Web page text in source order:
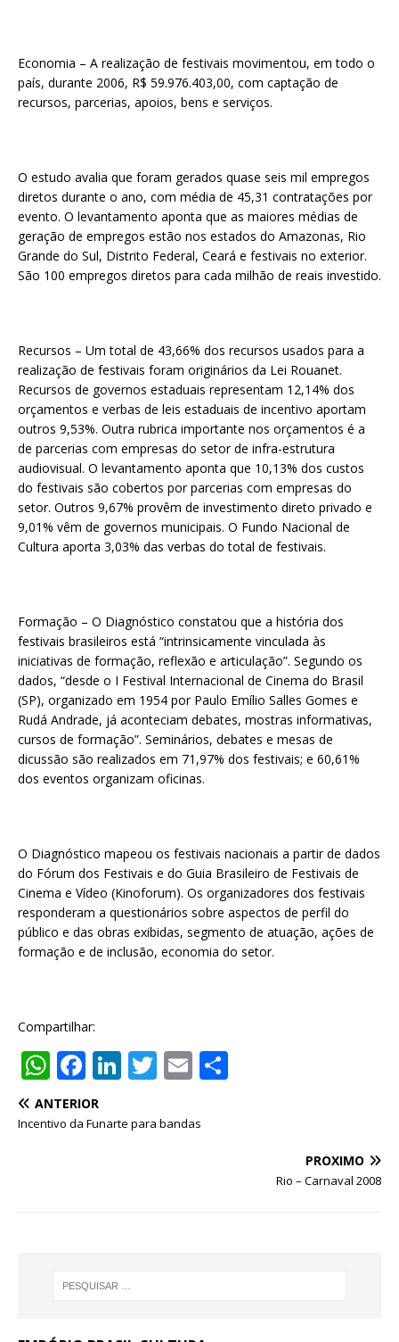
Economia – A realização de festivais movimentou, em todo o
país, durante 2006, R$ 59.976.403,00, com captação de
recursos, parcerias, apoios, bens e serviços.
O estudo avalia que foram gerados quase seis mil empregos
diretos durante o ano, com média de 45,31 contratações por
evento. O levantamento aponta que as maiores médias de
geração de empregos estão nos estados do Amazonas, Rio
Grande do Sul, Distrito Federal, Ceará e festivais no exterior.
São 100 empregos diretos para cada milhão de reais investido.
Recursos – Um total de 43,66% dos recursos usados para a
realização de festivais foram originários da Lei Rouanet.
Recursos de governos estaduais representam 12,14% dos
orçamentos e verbas de leis estaduais de incentivo aportam
outros 9,53%. Outra rubrica importante nos orçamentos é a
de parcerias com empresas do setor de infra-estrutura
audiovisual. O levantamento aponta que 10,13% dos custos
do festivais são cobertos por parcerias com empresas do
setor. Outros 9,67% provêm de investimento direto privado e
9,01% vêm de governos municipais. O Fundo Nacional de
Cultura aporta 3,03% das verbas do total de festivais.
Formação – O Diagnóstico constatou que a história dos
festivais brasileiros está “intrinsicamente vinculada às
iniciativas de formação, reflexão e articulação”. Segundo os
dados, “desde o I Festival Internacional de Cinema do Brasil
(SP), organizado em 1954 por Paulo Emílio Salles Gomes e
Rudá Andrade, já aconteciam debates, mostras informativas,
cursos de formação”. Seminários, debates e mesas de
dicussão são realizados em 71,97% dos festivais; e 60,61%
dos eventos organizam oficinas.
O Diagnóstico mapeou os festivais nacionais a partir de dados
do Fórum dos Festivais e do Guia Brasileiro de Festivais de
Cinema e Vídeo (Kinoforum). Os organizadores dos festivais
responderam a questionários sobre aspectos de perfil do
público e das obras exibidas, segmento de atuação, ações de
formação e de inclusão, economia do setor.
Compartilhar:
W
h
at
F
a
c
Li
k
T
it
E
ai
ANTERIOR
Incentivo da Funarte para bandas
PRÓXIMO
Rio – Carnaval 2008